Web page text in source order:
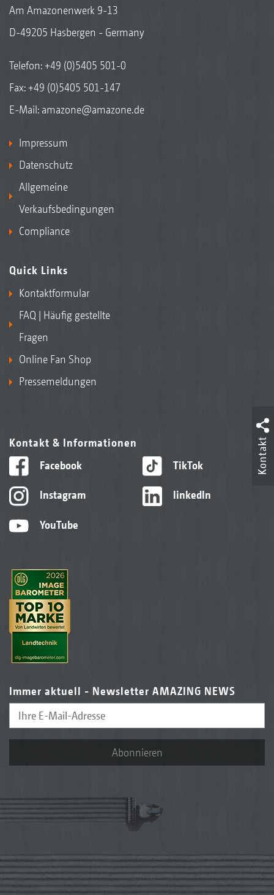
Am Amazonenwerk 9-13
D-49205 Hasbergen - Germany
Telefon:+49 (0)5405 501-0
Fax: +49 (0)5405 501-147
E-Mail: amazone@amazone.de
Impressum
Datenschutz
Allgemeine
Verkaufsbedingungen
Compliance
Quick Links
Kontaktformular
FAQ | Häufig gestellte
Fragen
Online Fan Shop
Pressemeldungen
Kontakt & Informationen
Facebook
Instagram
YouTube
TikTok
linkedIn
Immer aktuell - Newsletter AMAZING NEWS
Abonnieren
Kontakt